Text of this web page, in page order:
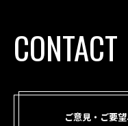
CONTACT
ご意見・ご要